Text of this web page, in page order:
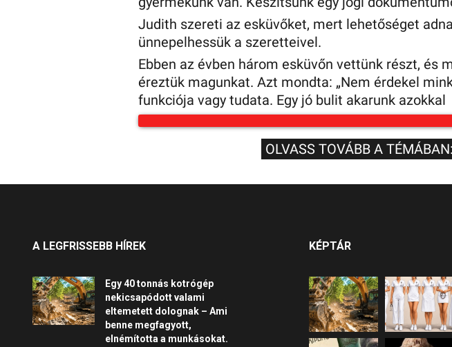
Judith szereti az esküvőket, mert lehetőséget
ünnepelhessük a szeretteivel.
Ebben az évben három esküvőn vettünk részt, és
éreztük magunkat. Azt mondta: „Nem érdekel
funkciója vagy tudata. Egy jó bulit akarunk azokkal
OLVASS TOVÁBB A TÉMÁBAN:
A LEGFRISSEBB HÍREK
Egy 40 tonnás kotrógép
nekicsapódott valami
eltemetett dolognak – Ami
benne megfagyott,
elnémította a munkásokat.
KÉPTÁR